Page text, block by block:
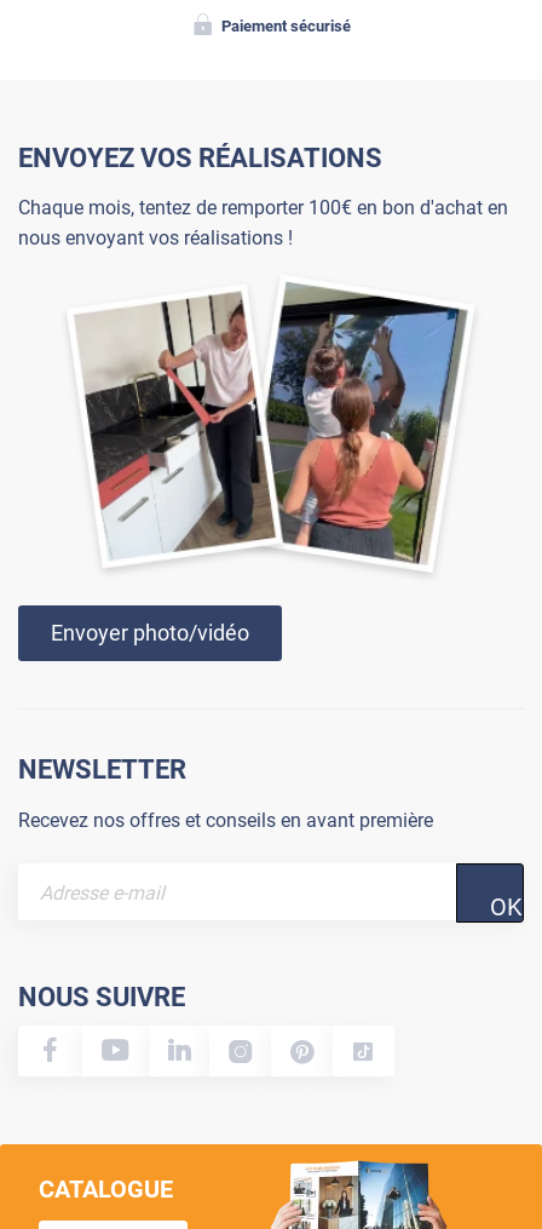
Paiement sécurisé
ENVOYEZ VOS RÉALISATIONS
Chaque mois, tentez de remporter 100€ en bon d'achat en
nous envoyant vos réalisations !
Envoyer photo/vidéo
NEWSLETTER
Recevez nos offres et conseils en avant première
OK
NOUS SUIVRE
CATALOGUE